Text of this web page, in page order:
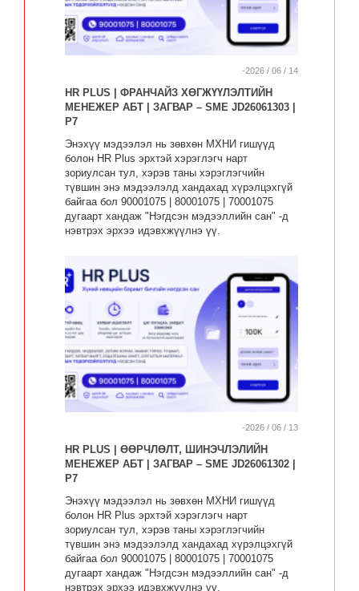
-2026 / 06 / 14
HR PLUS | ФРАНЧАЙЗ ХӨГЖҮҮЛЭЛТИЙН
МЕНЕЖЕР АБТ | ЗАГВАР – SME JD26061303 |
P7
Энэхүү мэдээлэл нь зөвхөн МХНИ гишүүд
болон HR Plus эрхтэй хэрэглэгч нарт
зориулсан тул, хэрэв таны хэрэглэгчийн
түвшин энэ мэдээлэлд хандахад хүрэлцэхгүй
байгаа бол 90001075 | 80001075 | 70001075
дугаарт хандаж "Нэгдсэн мэдээллийн сан" -д
нэвтрэх эрхээ идэвхжүүлнэ үү.
-2026 / 06 / 13
HR PLUS | ӨӨРЧЛӨЛТ, ШИНЭЧЛЭЛИЙН
МЕНЕЖЕР АБТ | ЗАГВАР – SME JD26061302 |
P7
Энэхүү мэдээлэл нь зөвхөн МХНИ гишүүд
болон HR Plus эрхтэй хэрэглэгч нарт
зориулсан тул, хэрэв таны хэрэглэгчийн
түвшин энэ мэдээлэлд хандахад хүрэлцэхгүй
байгаа бол 90001075 | 80001075 | 70001075
дугаарт хандаж "Нэгдсэн мэдээллийн сан" -д
нэвтрэх эрхээ идэвхжүүлнэ үү.